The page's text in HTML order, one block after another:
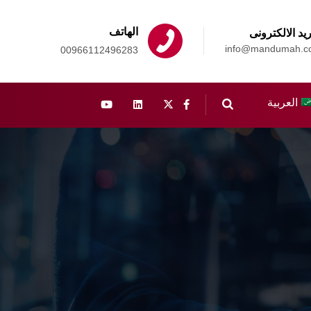
الالكترونى الهاتف
00966112496283
العربية